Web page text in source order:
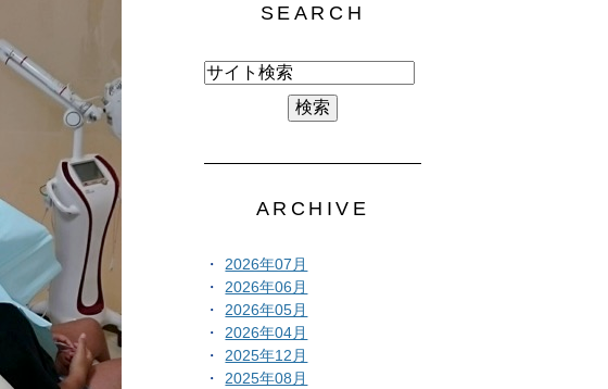
SEARCH
ARCHIVE
2026年07月
2026年06月
2026年05月
2026年04月
2025年12月
2025年08月